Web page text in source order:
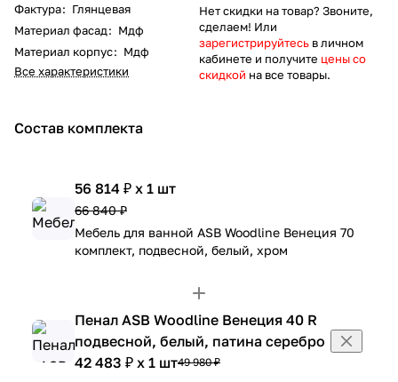
Фактура: Глянцевая
Материал фасад: Мдф
Материал корпус: Мдф
Все характеристики
Нет скидки на товар? Звоните,
сделаем! Или
зарегистрируйтесь в личном
кабинете и получите цены со
скидкой на все товары.
Состав комплекта
56 814 ₽ x 1 шт
66 840 ₽
Мебель для ванной ASB Woodline Венеция 70
комплект, подвесной, белый, хром
Пенал ASB Woodline Венеция 40 R
подвесной, белый, патина серебро
42 483 ₽ x 1 шт49 980 ₽